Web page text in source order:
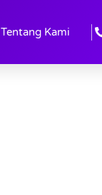
Tentang Kami